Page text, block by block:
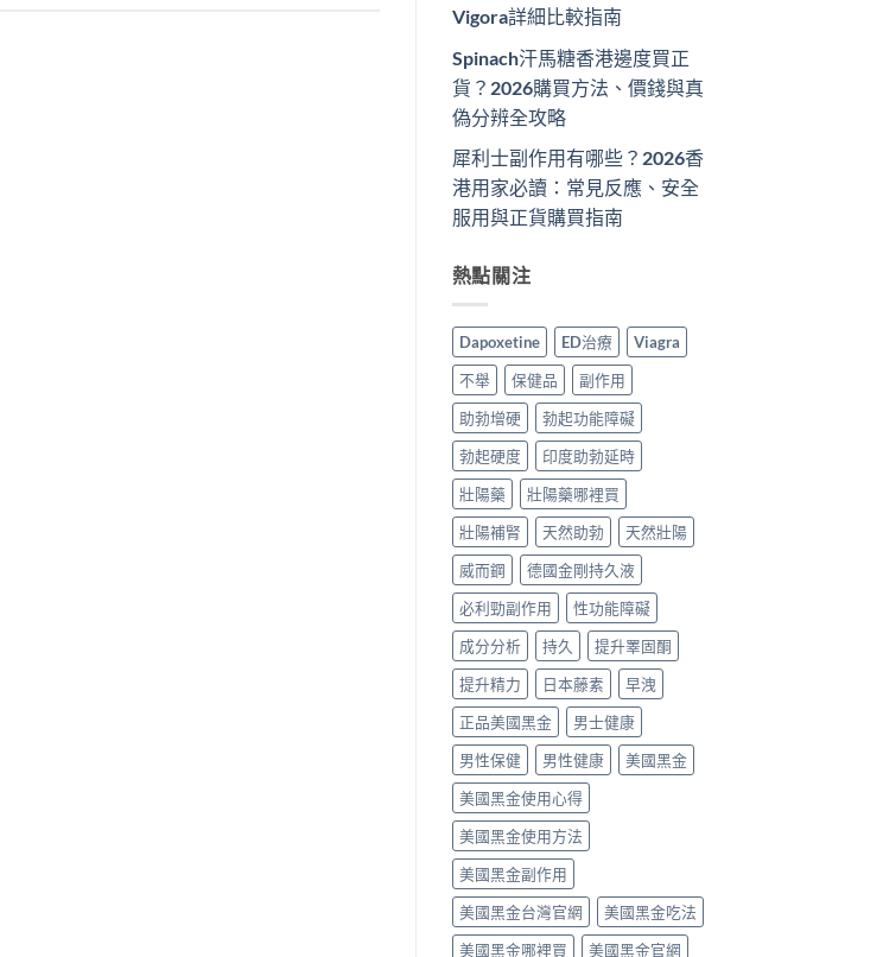
Vigora詳細比較指南
Spinach汗馬糖香港邊度買正
貨？2026購買方法、價錢與真
偽分辨全攻略
犀利士副作用有哪些？2026香
港用家必讀：常見反應、安全
服用與正貨購買指南
熱點關注
Dapoxetine ED治療
Viagra
不舉
保健品
副作用
助勃增硬
勃起功能障礙
勃起硬度
印度助勃延時
壯陽藥
壯陽藥哪裡買
壯陽補腎
天然助勃
天然壯陽
威而鋼
德國金剛持久液
必利勁副作用
性功能障礙
成分分析
持久
提升睪固酮
提升精力
日本藤素
早洩
正品美國黑金
男士健康
男性保健
男性健康
美國黑金
美國黑金使用心得
美國黑金使用方法
美國黑金副作用
美國黑金台灣官網
美國黑金吃法
美國黑金哪裡買
美國黑金官網